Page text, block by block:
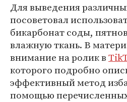
Для выведения
посоветовал
бикарбонат соды,
влажную ткань. В
внимание на ролик в
которого подробно
эффективный метод
помощью